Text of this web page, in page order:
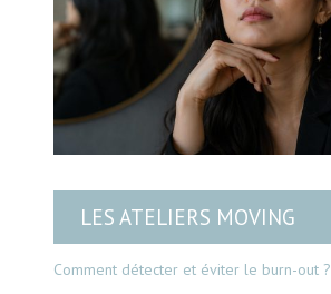
LES ATELIERS MOVING
Comment détecter et éviter le burn-out ?